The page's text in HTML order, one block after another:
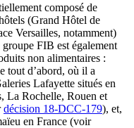
composé de
(Grand Hôtel de
Versailles, notamment)
FIB est également
non alimentaires :
tout d’abord, où il a
Lafayette situés en
La Rochelle, Rouen et
décision 18-DCC-179), et,
en France (voir